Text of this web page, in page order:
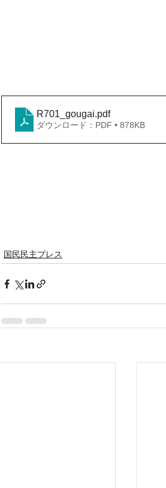
R701_gougai.pdf
ダウンロード：PDF • 878KB
国民民主プレス